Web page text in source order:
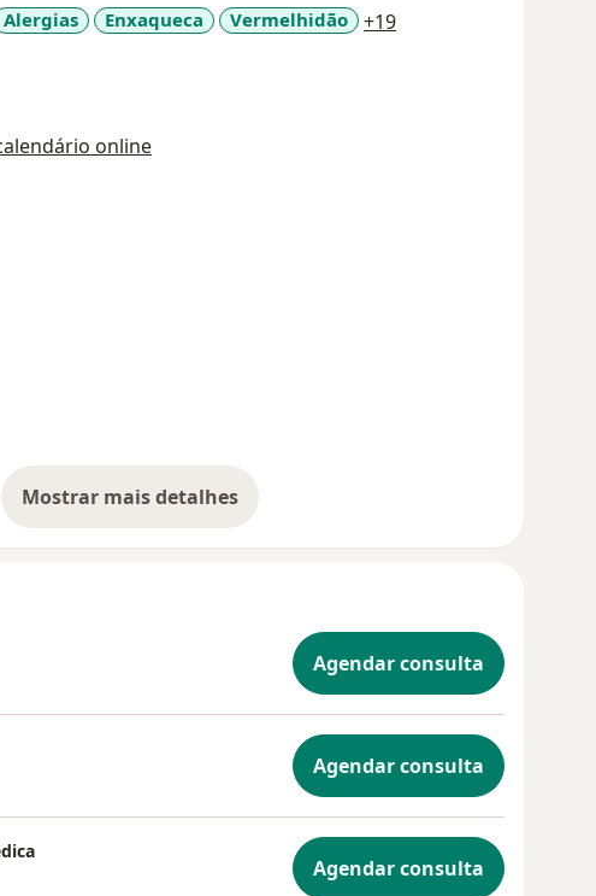
Alergias Enxaqueca Vermelhidão +19a11y_sr_more_diseases
online
Mostrar mais detalhes
sobre a experiência
Agendar consulta
Agendar consulta
Agendar consulta